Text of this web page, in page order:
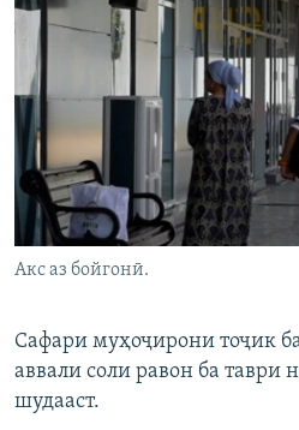
Акс аз бойгонӣ.
Сафари муҳоҷирони тоҷик
аввали соли равон ба таври
шудааст.